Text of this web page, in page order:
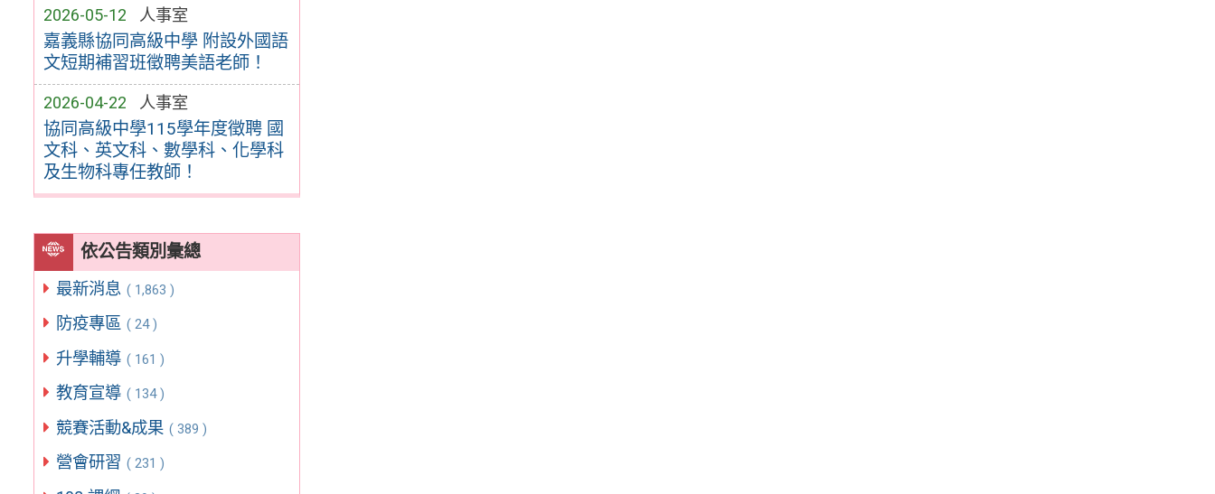
2026-05-12 人事室
嘉義縣協同高級中學 附設外國語
文短期補習班徵聘美語老師！
2026-04-22 人事室
協同高級中學115學年度徵聘 國
文科、英文科、數學科、化學科
及生物科專任教師！
依公告類別彙總
最新消息 ( 1,863 )
防疫專區 ( 24 )
升學輔導 ( 161 )
教育宣導 ( 134 )
競賽活動&成果 ( 389 )
營會研習 ( 231 )